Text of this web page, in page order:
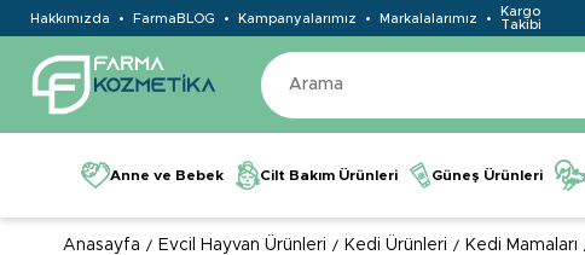
Hakkımızda FarmaBLOG Kampanyalarımız Markalalarımız
Kargo
Takibi
Anne ve Bebek Cilt Bakım Ürünleri Güneş Ürünleri
Anasayfa Evcil Hayvan Ürünleri Kedi Ürünleri Kedi Mamaları